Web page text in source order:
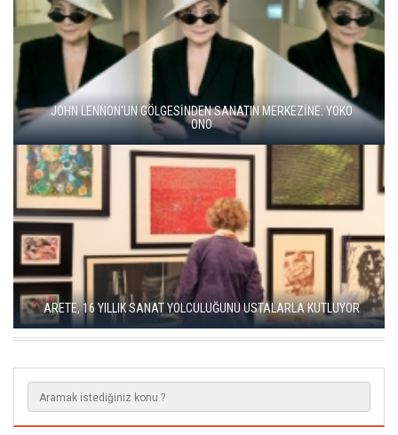
BALKANLAR'DAN ALÇITEPE'YE GÖÇÜN HİKAYESİ: "KÖK HALI"
SERGİSİ AÇILDI
SEÇKİN PİRİM İLE ŞEREFİYE SARNICI'NDA "DÜN İLE BUGÜN"
SERGİSİ